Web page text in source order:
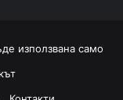
използвана само